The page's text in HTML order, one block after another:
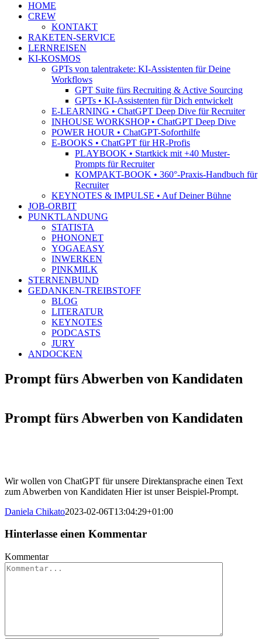
HOME
CREW
KONTAKT
RAKETEN-SERVICE
LERNREISEN
KI-KOSMOS
GPTs von talentrakete: KI-Assistenten für Deine
Workflows
GPT Suite fürs Recruiting & Active Sourcing
GPTs • KI-Assistenten für Dich entwickelt
E-LEARNING • ChatGPT Deep Dive für Recruiter
INHOUSE WORKSHOP • ChatGPT Deep Dive
POWER HOUR • ChatGPT-Soforthilfe
E-BOOKS • ChatGPT für HR-Profis
PLAYBOOK • Startkick mit +40 Muster-
Prompts für Recruiter
KOMPAKT-BOOK • 360°-Praxis-Handbuch für
Recruiter
KEYNOTES & IMPULSE • Auf Deiner Bühne
JOB-ORBIT
PUNKTLANDUNG
STATISTA
PHONONET
YOGAEASY
INWERKEN
PINKMILK
STERNENBUND
GEDANKEN-TREIBSTOFF
BLOG
LITERATUR
KEYNOTES
PODCASTS
JURY
ANDOCKEN
Prompt fürs Abwerben von Kandidaten
Prompt fürs Abwerben von Kandidaten
Wir wollen von ChatGPT für unsere Direktansprache einen Text
zum Abwerben von Kandidaten Hier ist unser Beispiel-Prompt.
Daniela Chikato2023-02-06T13:04:29+01:00
Hinterlasse einen Kommentar
Kommentar